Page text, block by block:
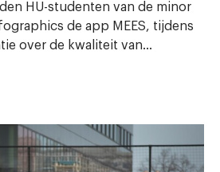
HU-studenten van de minor
de app MEES, tijdens
over de kwaliteit van...